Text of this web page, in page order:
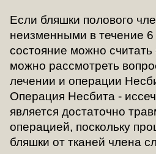
Если бляшки полового
неизменными в течение
состояние можно
можно рассмотреть
лечении и операции
Операция Несбита -
является достаточно
операцией, поскольку
бляшки от тканей члена